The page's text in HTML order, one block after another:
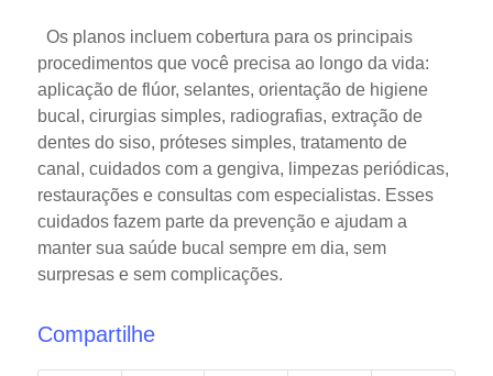
Os planos incluem cobertura para os principais
procedimentos que você precisa ao longo da vida:
aplicação de flúor, selantes, orientação de higiene
bucal, cirurgias simples, radiografias, extração de
dentes do siso, próteses simples, tratamento de
canal, cuidados com a gengiva, limpezas periódicas,
restaurações e consultas com especialistas. Esses
cuidados fazem parte da prevenção e ajudam a
manter sua saúde bucal sempre em dia, sem
surpresas e sem complicações.
Compartilhe